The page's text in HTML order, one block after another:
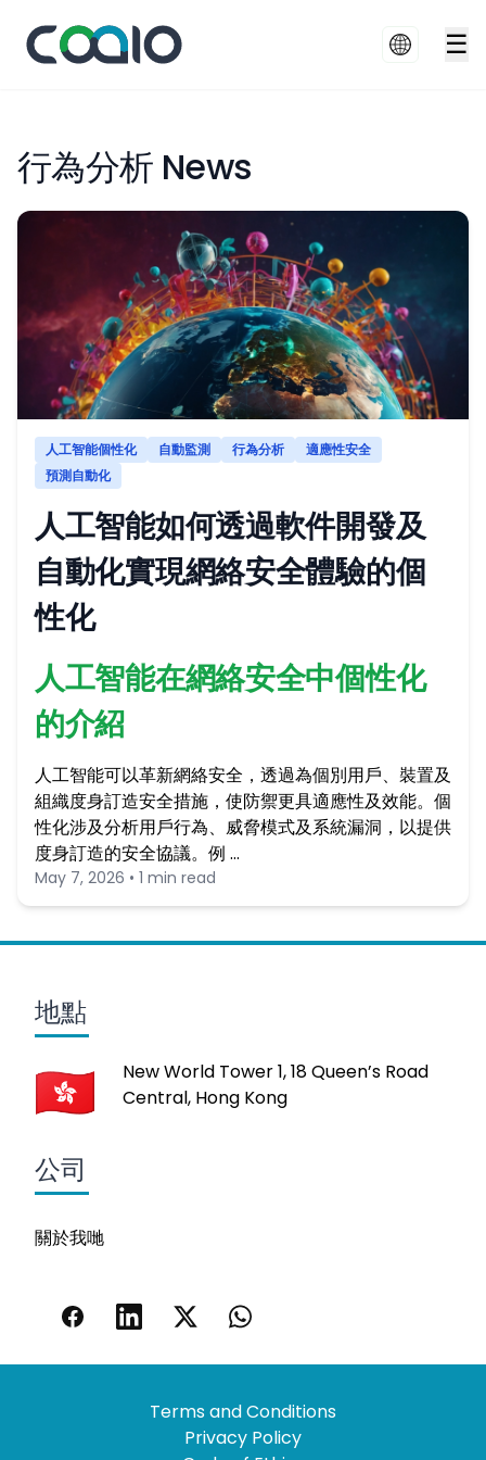
☰
行為分析 News
人工智能個性化 自動監測 行為分析
適應性安全
預測自動化
人工智能如何透過軟件開發及
自動化實現網絡安全體驗的個
性化
人工智能在網絡安全中個性化
的介紹
人工智能可以革新網絡安全，透過為個別用戶、裝置及
組織度身訂造安全措施，使防禦更具適應性及效能。個
性化涉及分析用戶行為、威脅模式及系統漏洞，以提供
度身訂造的安全協議。例 …
May 7, 2026 • 1 min read
地點
New World Tower 1, 18 Queen’s Road
Central, Hong Kong
公司
關於我哋
Terms and Conditions
Privacy Policy